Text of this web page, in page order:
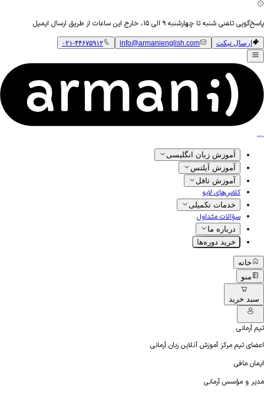
پاسخ‌گویی تلفنی شنبه تا چهارشنبه ۹ الی ۱۵، خارج این ساعات از طریق ارسال ایمیل
ارسال تیکت info@armanienglish.com ۰۲۱-۴۴۶۷۵۹۱۲
آموزش زبان انگلیسی
آموزش آیلتس
آموزش تافل
کلاس‌های لایو
خدمات تکمیلی
سؤالات متداول
درباره ما
خرید دوره‌ها
خانه
منو
سبد خرید
تیم آرمانی
اعضای تیم مرکز آموزش آنلاین زبان آرمانی
ایمان مافی
مدیر و مؤسس آرمانی